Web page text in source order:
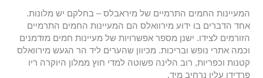
המעיינות החמים התרמיים של מיראבלס – בחלקם יש מלונות.
אחד הדברים בו ידוע מירוואלס הם המעיינות החמים התרמיים
הזורמים לצידו. ישנן מספר אפשרויות של מעיינות חמים מזדמנים
וכמה אתרי נופש ובריכות. מכיוון שהערים ליד הר הגעש מירוואלס
קטנות וכפריות, רוב הלינה פשוטה למדי חוץ ממלון היוקרה ריו
פרדידו עליו נרחיב מיד.